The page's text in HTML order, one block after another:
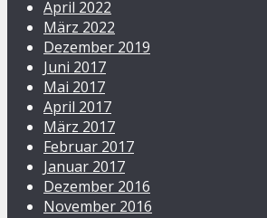
April 2022
März 2022
Dezember 2019
Juni 2017
Mai 2017
April 2017
März 2017
Februar 2017
Januar 2017
Dezember 2016
November 2016